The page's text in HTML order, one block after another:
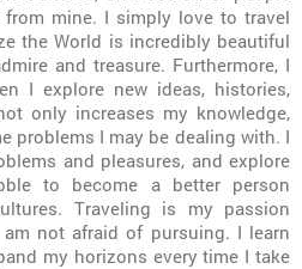
mine. I simply love to travel
the World is incredibly beautiful
and treasure. Furthermore, I
I explore new ideas, histories,
only increases my knowledge,
problems I may be dealing with. I
and pleasures, and explore
to become a better person
Traveling is my passion
not afraid of pursuing. I learn
my horizons every time I take